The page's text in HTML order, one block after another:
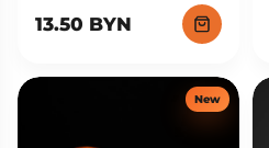
13.50 BYN
New